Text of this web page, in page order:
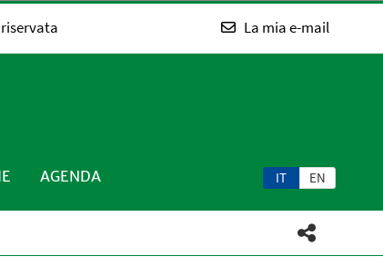
La mia e-mail
IT EN
AGENDA